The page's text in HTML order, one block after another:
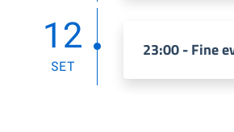
12
SET
23:00 - Fine